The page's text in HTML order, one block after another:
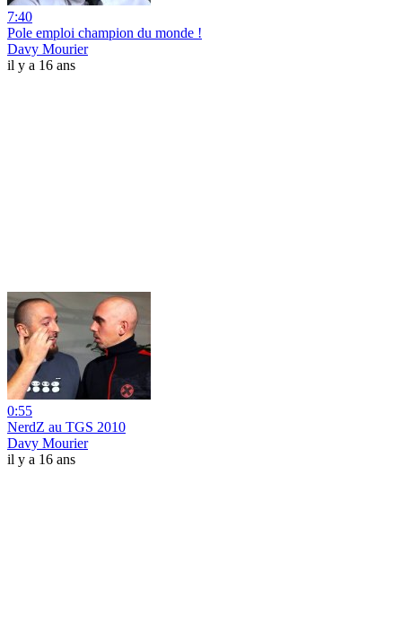
7:40
Pole emploi champion du monde !
Davy Mourier
il y a 16 ans
0:55
NerdZ au TGS 2010
Davy Mourier
il y a 16 ans